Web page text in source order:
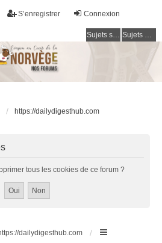
Connexion
S’enregistrer
Sujets sans réponse Sujets actifs
https://dailydigesthub.com
tous les cookies de ce forum ?
dailydigesthub.com